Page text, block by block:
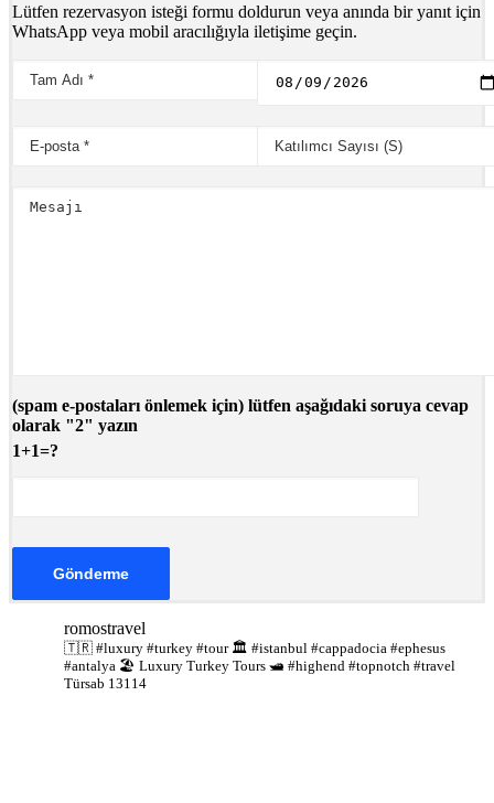
Lütfen rezervasyon isteği formu doldurun veya anında bir yanıt için
WhatsApp veya mobil aracılığıyla iletişime geçin.
(spam e-postaları önlemek için) lütfen aşağıdaki soruya cevap
olarak "2" yazın
1+1=?
romostravel
🇹🇷 #luxury #turkey #tour 🏛️ #istanbul #cappadocia #ephesus
#antalya 🏖️ Luxury Turkey Tours 🛥️ #highend #topnotch #travel
Türsab 13114